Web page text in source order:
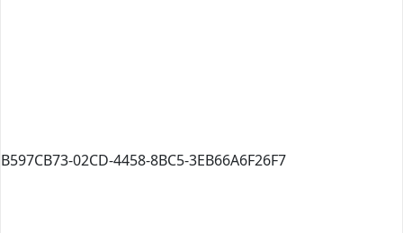
B597CB73-02CD-4458-8BC5-3EB66A6F26F7